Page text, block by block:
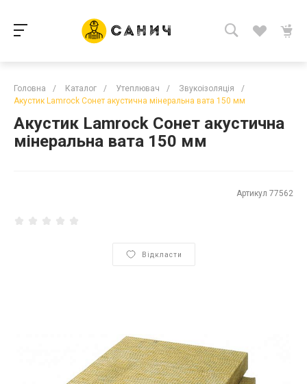
Головна / Каталог / Утеплювач / Звукоізоляція
/
Акустик Lamrock Сонет акустична мінеральна вата 150 мм
Акустик Lamrock Сонет акустична
мінеральна вата 150 мм
Артикул 77562
Відкласти